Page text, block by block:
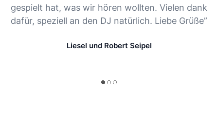
gespielt hat, was wir hören wollten. Vielen dank
dafür, speziell an den DJ natürlich. Liebe Grüße”
Liesel und Robert Seipel